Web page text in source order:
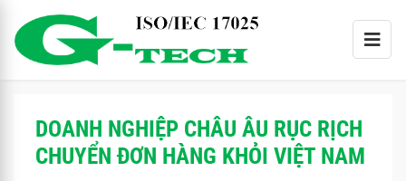
DOANH NGHIỆP CHÂU ÂU RỤC RỊCH
CHUYỂN ĐƠN HÀNG KHỎI VIỆT NAM